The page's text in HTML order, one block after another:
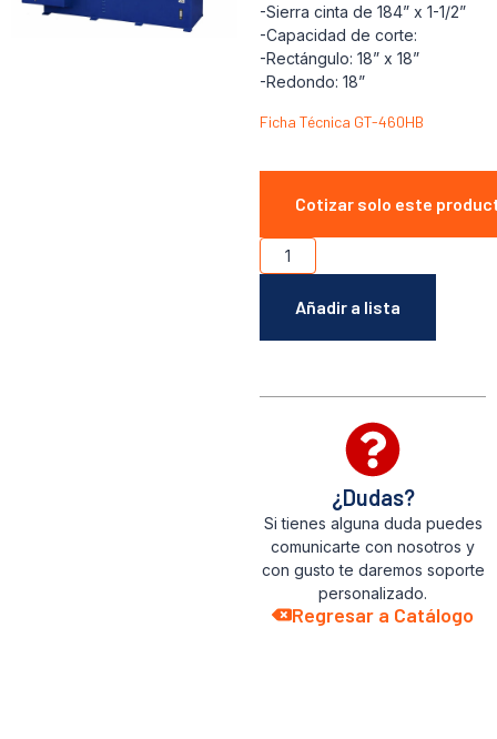
-Sierra cinta de 184” x 1-1/2”
-Capacidad de corte:
-Rectángulo: 18” x 18”
-Redondo: 18”
Ficha Técnica GT-460HB
Cotizar solo este
Añadir a lista
¿Dudas?
Si tienes alguna duda puedes
comunicarte con nosotros y
con gusto te daremos soporte
personalizado.
Regresar a Catálogo